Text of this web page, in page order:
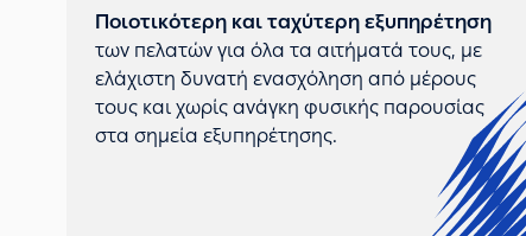
Ποιοτικότερη και ταχύτερη εξυπηρέτηση
των πελατών για όλα τα αιτήματά τους, με
ελάχιστη δυνατή ενασχόληση από μέρους
τους και χωρίς ανάγκη φυσικής παρουσίας
στα σημεία εξυπηρέτησης.